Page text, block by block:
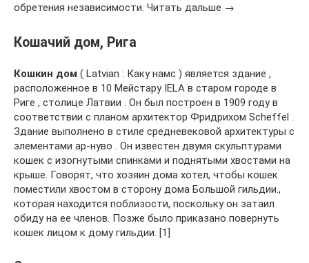
обретения независимости. Читать дальше →
Кошачий дом, Рига
Кошкин дом ( Latvian : Каку намс ) является здание ,
расположенное в 10 Мейстару IELA в старом городе в
Риге , столице Латвии . Он был построен в 1909 году в
соответствии с планом архитектор Фридрихом Scheffel .
Здание выполнено в стиле средневековой архитектуры с
элементами ар-нуво . Он известен двумя скульптурами
кошек с изогнутыми спинками и поднятыми хвостами на
крыше. Говорят, что хозяин дома хотел, чтобы кошек
поместили хвостом в сторону дома Большой гильдии.,
которая находится поблизости, поскольку он затаил
обиду на ее членов. Позже было приказано повернуть
кошек лицом к дому гильдии. [1]